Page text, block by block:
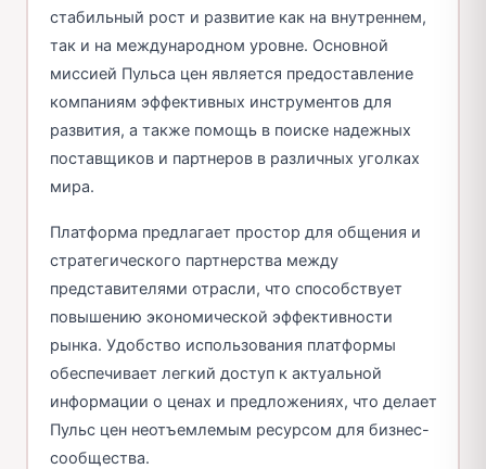
стабильный рост и развитие как на внутреннем,
так и на международном уровне. Основной
миссией Пульса цен является предоставление
компаниям эффективных инструментов для
развития, а также помощь в поиске надежных
поставщиков и партнеров в различных уголках
мира.
Платформа предлагает простор для общения и
стратегического партнерства между
представителями отрасли, что способствует
повышению экономической эффективности
рынка. Удобство использования платформы
обеспечивает легкий доступ к актуальной
информации о ценах и предложениях, что делает
Пульс цен неотъемлемым ресурсом для бизнес-
сообщества.